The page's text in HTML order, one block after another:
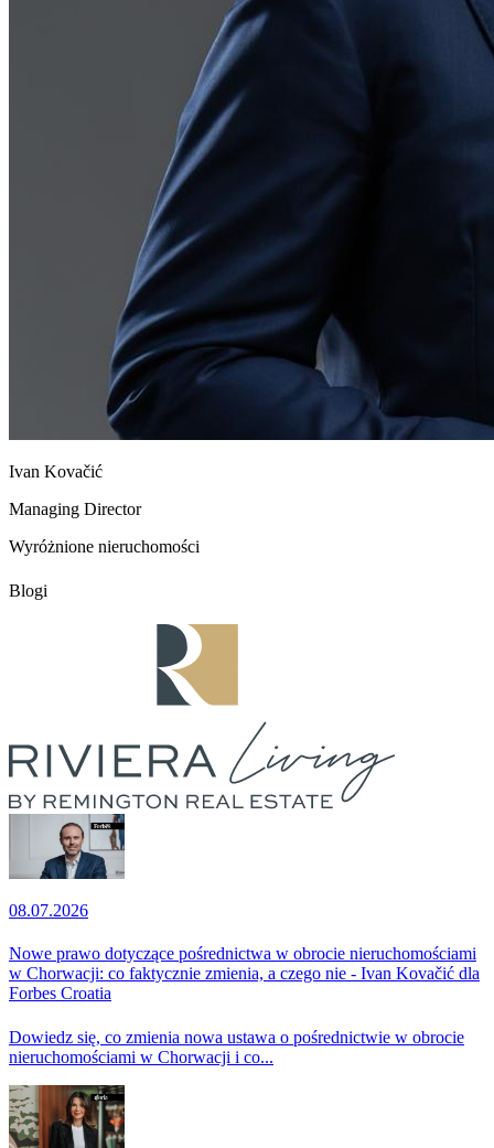
Ivan Kovačić
Managing Director
Wyróżnione nieruchomości
Blogi
08.07.2026
Nowe prawo dotyczące pośrednictwa w obrocie nieruchomościami
w Chorwacji: co faktycznie zmienia, a czego nie - Ivan Kovačić dla
Forbes Croatia
Dowiedz się, co zmienia nowa ustawa o pośrednictwie w obrocie
nieruchomościami w Chorwacji i co...